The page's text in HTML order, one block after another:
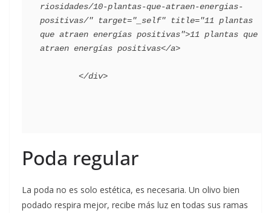
riosidades/10-plantas-que-atraen-energias-
positivas/" target="_self" title="11 plantas
que atraen energías positivas">11 plantas que
atraen energías positivas</a>
Poda regular
La poda no es solo estética, es necesaria. Un olivo bien
podado respira mejor, recibe más luz en todas sus ramas